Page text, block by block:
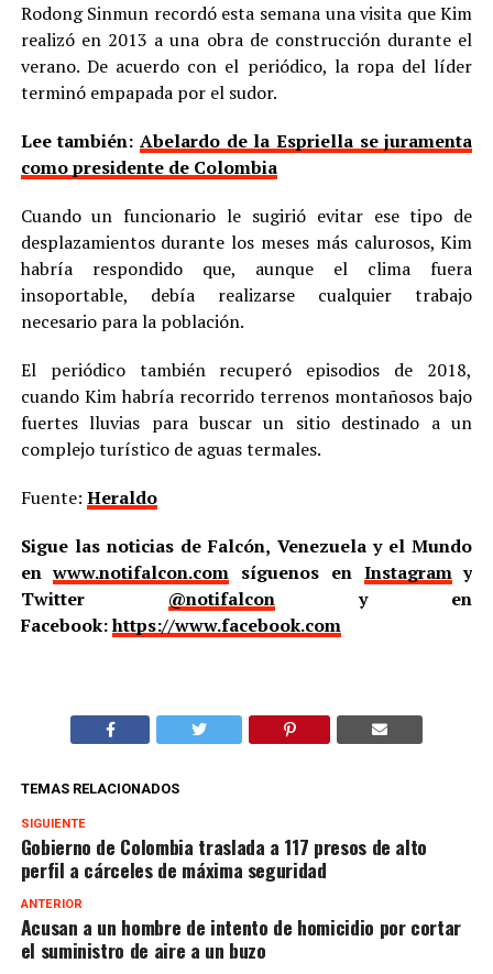
Rodong Sinmun recordó esta semana una visita que Kim
realizó en 2013 a una obra de construcción durante el
verano. De acuerdo con el periódico, la ropa del líder
terminó empapada por el sudor.
Lee también: Abelardo de la Espriella se juramenta
como presidente de Colombia
Cuando un funcionario le sugirió evitar ese tipo de
desplazamientos durante los meses más calurosos, Kim
habría respondido que, aunque el clima fuera
insoportable, debía realizarse cualquier trabajo
necesario para la población.
El periódico también recuperó episodios de 2018,
cuando Kim habría recorrido terrenos montañosos bajo
fuertes lluvias para buscar un sitio destinado a un
complejo turístico de aguas termales.
Fuente: Heraldo
Sigue las noticias de Falcón, Venezuela y el Mundo
enwww.notifalcon.com síguenos en Instagramy
Twitter @notifalcony en
Facebook:https://www.facebook.com
TEMAS RELACIONADOS
SIGUIENTE
Gobierno de Colombia traslada a 117 presos de alto
perfil a cárceles de máxima seguridad
ANTERIOR
Acusan a un hombre de intento de homicidio por cortar
el suministro de aire a un buzo